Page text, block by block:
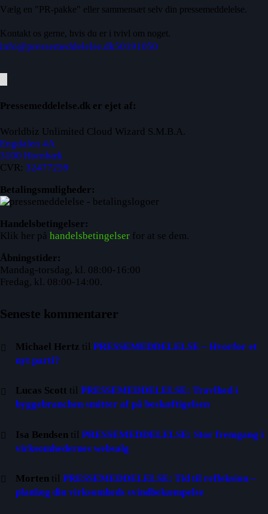
Vælg en "PR-pakke" eller sammensæt selv din pressemeddelelse.
Kontakt os gerne, hvis du er i tvivl om noget.
info@pressemeddelelse.dk50191050
Pressemeddelelse.dk er ejet af:
Worldbiz Unlimited Cloud Wizard S.M.B.A.
Engdalen 4A
3100 Hornbæk
CVR: 32477259
Betalingsmuligheder:
Handelsbetingelser:
Klik her på handelsbetingelser for at se dem.
Åbningstider:
Mandag-torsdag, kl. 08:00-16:00
Fredag, kl. 08:00-14:00.
Seneste kommentarer
Michael Hertz tilPRESSEMEDDELELSE – Hvorfor et
nyt parti?
Lucas Scott tilPRESSEMEDDELELSE: Travlhed i
byggebranchen smitter af på beskæftigelsen
Isa Bendsen tilPRESSEMEDDELELSE: Stor fremgang i
virksomhedernes websalg
Morten tilPRESSEMEDDELELSE: Tid til refleksion –
planlæg din virksomheds svindbekæmpelse